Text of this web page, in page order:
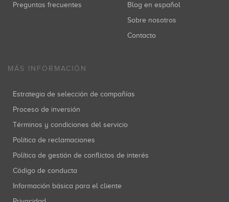
Preguntas frecuentes
Blog en español
Sobre nosotros
Contacto
MÁS INFORMACIÓN
Estrategia de selección de compañías
Proceso de inversión
Términos y condiciones del servicio
Política de reclamaciones
Política de gestión de conflictos de interés
Código de conducta
Información básica para el cliente